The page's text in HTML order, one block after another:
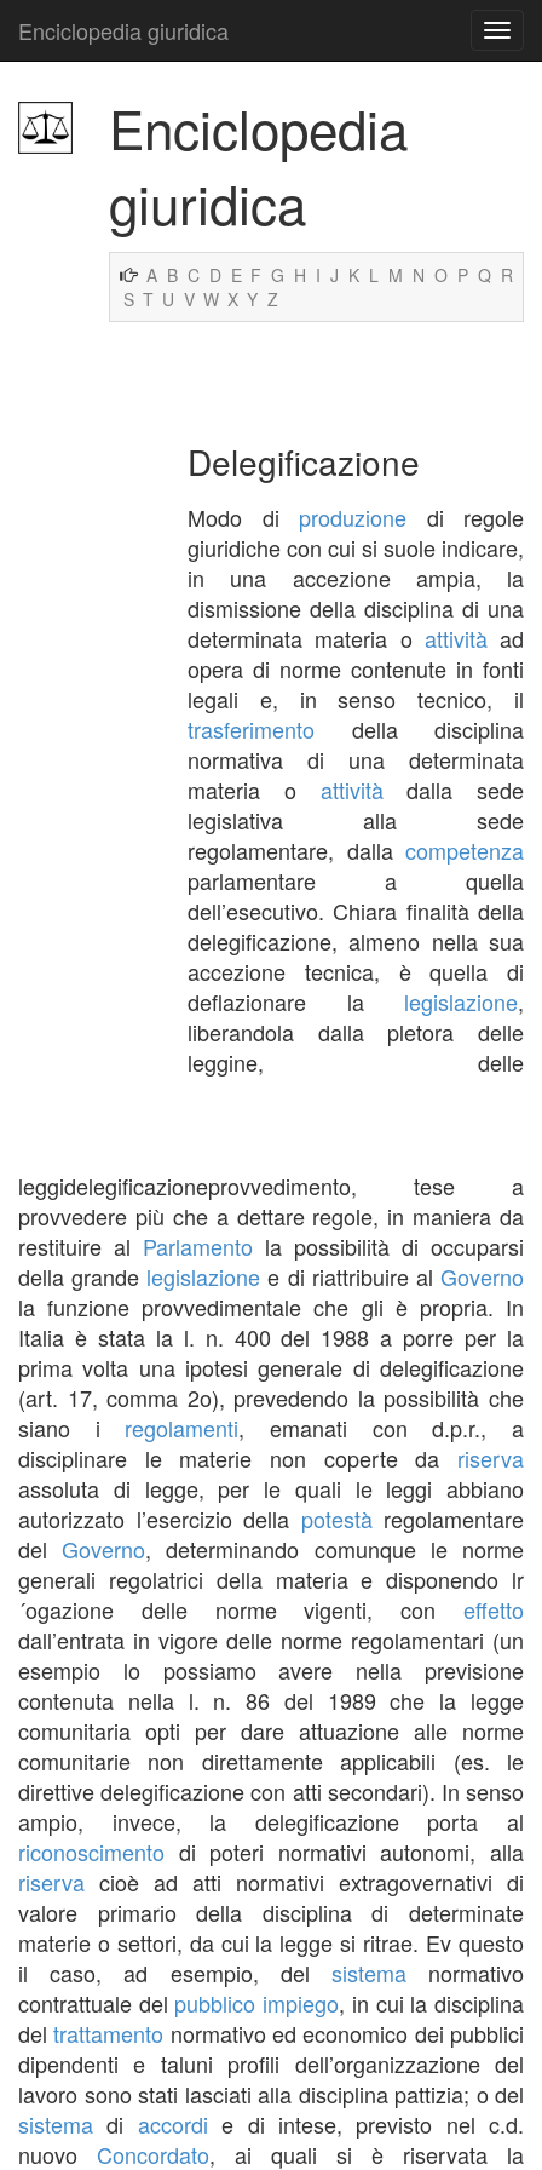
Enciclopedia giuridica
Enciclopedia
giuridica
A B C D E F G H I J K L M N O P Q R
S T U V W X Y Z
Delegificazione
Modo di produzione di regole
giuridiche con cui si suole indicare,
in una accezione ampia, la
dismissione della disciplina di una
determinata materia o attivitàad
opera di norme contenute in fonti
legali e, in senso tecnico, il
trasferimento della disciplina
normativa di una determinata
materia o attivitàdalla sede
legislativa alla sede
regolamentare, dalla competenza
parlamentare a quella
dell’esecutivo. Chiara finalità della
delegificazione, almeno nella sua
accezione tecnica, è quella di
deflazionare la legislazione,
liberandola dalla pletora delle
leggine, delle
leggidelegificazioneprovvedimento, tese a
provvedere più che a dettare regole, in maniera da
restituire al Parlamento la possibilità di occuparsi
della grande legislazione e di riattribuire alGoverno
la funzione provvedimentale che gli è propria. In
Italia è stata la l. n. 400 del 1988 a porre per la
prima volta una ipotesi generale di delegificazione
(art. 17, comma 2o), prevedendo la possibilità che
siano i regolamenti, emanati con d.p.r., a
disciplinare le materie non coperte da riserva
assoluta di legge, per le quali le leggi abbiano
autorizzato l’esercizio della potestàregolamentare
delGoverno, determinando comunque le norme
generali regolatrici della materia e disponendo lr
´ogazione delle norme vigenti, con effetto
dall’entrata in vigore delle norme regolamentari (un
esempio lo possiamo avere nella previsione
contenuta nella l. n. 86 del 1989 che la legge
comunitaria opti per dare attuazione alle norme
comunitarie non direttamente applicabili (es. le
direttive delegificazione con atti secondari). In senso
ampio, invece, la delegificazione porta al
riconoscimento di poteri normativi autonomi, alla
riserva cioè ad atti normativi extragovernativi di
valore primario della disciplina di determinate
materie o settori, da cui la legge si ritrae. Ev questo
il caso, ad esempio, del sistemanormativo
contrattuale del pubblico impiego, in cui la disciplina
deltrattamento normativo ed economico dei pubblici
dipendenti e taluni profili dell’organizzazione del
lavoro sono stati lasciati alla disciplina pattizia; o del
sistema di accordi e di intese, previsto nel c.d.
nuovo Concordato, ai quali si è riservata la